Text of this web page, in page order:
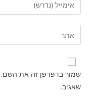
שמור בדפדפן זה את השם,
שאגיב.